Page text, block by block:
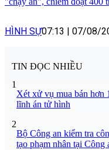
HÌNH SỰ07:13 | 07/08/
TIN ĐỌC NHIỀU
1
Xét xử vụ mua bán hơn
lĩnh án tử hình
2
Bộ Công an kiểm tra
tạo phạm nhân tại Công